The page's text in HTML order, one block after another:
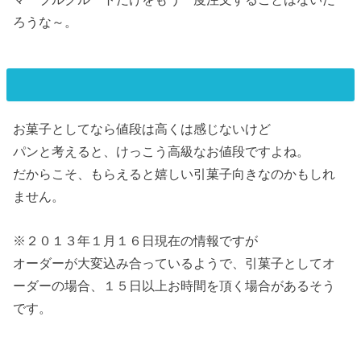
ろうな～。
お菓子としてなら値段は高くは感じないけど
パンと考えると、けっこう高級なお値段ですよね。
だからこそ、もらえると嬉しい引菓子向きなのかもしれ
ません。
※２０１３年１月１６日現在の情報ですが
オーダーが大変込み合っているようで、引菓子としてオ
ーダーの場合、１５日以上お時間を頂く場合があるそう
です。